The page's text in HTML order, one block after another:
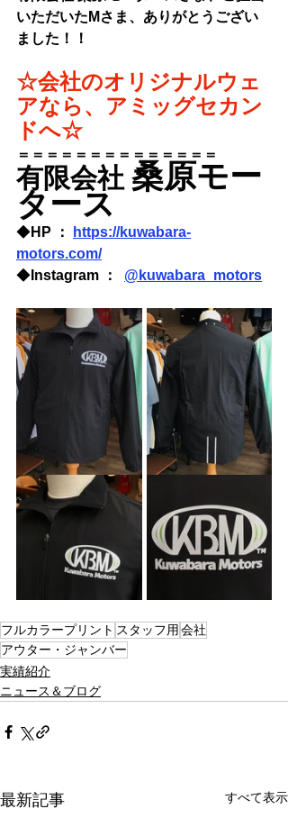
いただいたMさま、ありがとうござい
ました！！
☆会社のオリジナルウェ
アなら、アミッグセカン
ドへ☆
＝＝＝＝＝＝＝＝＝＝＝＝＝＝
有限会社 桑原モー
タース
◆HP ：
https://kuwabara-
motors.com/
◆ Instagram ： @kuwabara_motors
フルカラープリント スタッフ用 会社
アウター・ジャンバー
実績紹介
ニュース＆ブログ
最新記事 すべて表示